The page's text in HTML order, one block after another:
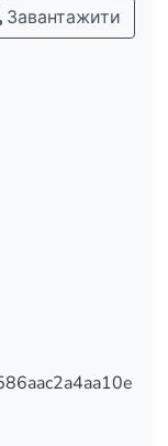
Завантажити